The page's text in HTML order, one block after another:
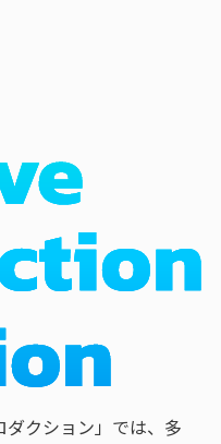
クション」では、多